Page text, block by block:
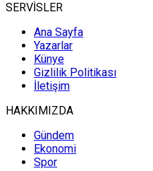
SERVİSLER
Ana Sayfa
Yazarlar
Künye
Gizlilik Politikası
İletişim
HAKKIMIZDA
Gündem
Ekonomi
Spor